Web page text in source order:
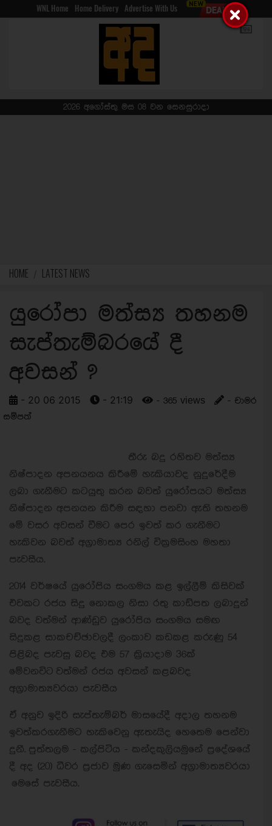
WNL Home Home Delivery Advertise With Us
2026 අගෝස්තු මස 08 වන සෙනසුරාදා
HOME LATEST NEWS
යුරෝපා මත්ස්‍ය තහනම
සැප්තැම්බරයේ දී
අවසන් ?
- 20 06 2015 - 21:19 - 365 views
- චාමර
සම්පත්
තීරු බදු රහිතව මත්ස්‍ය
නිෂ්පාදන අපනයනය කිරීමේ හැකියාවද නුදුරේදීම
ලබා ගැනීමට කටයුතු කරන බවත් යුරෝපයට මත්ස්‍ය
නිෂ්පාදන අපනයන කිරීම සඳහා පනවා ඇති තහනම
මේ වසර අවසන් වීමට පෙර ඉවත් කර ගැනීමට
හැකිවන බවත් අග්‍රාමාත්‍ය රනිල් වික්‍රමසිංහ මහතා
පැවසීය.
2014 වර්ෂයේ යුරෝපිය සංගමය කළ ඉල්ලීම් කිසිවක්
එවකට රජය සිදු නොකල නිසා රතු කාඩ්පත ලබාදුන්
බවද වත්මන් ආ‍‍ණ්ඩුව යුරෝපිය සංගමය සමඟ
සිදුකළ සාකචච්ඡාවලදී ලංකාව කඩකළ කරුණු 54
පිළිබද පැවසු බවද එම 57 ක්‍රියාදාම 36ක්
මේවනවිට වත්මන් රජය අවසන් කළබවද
අග්‍රාමාත්‍යවරයා පැවසීය
ඒ අනුව ඉදිරි සැප්තැම්බර් මාසයේදී අදාල තහනම
ඉවත්කරගැනීමට හැකිවෙනු ඇතැයිද හෙතෙම පෙන්වා
දුනී. පුත්තලම - කල්පිටිය - කන්දකුලියමුනේ ප්‍රදේශයේ
දී අද (20) ධීවර ප්‍රජාව මුණ ගැසෙමින් අග්‍රාමාත්‍යවරයා
මෙසේ පැවසීය.